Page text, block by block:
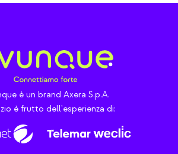
è un brand Axera S.p.A.
è frutto dell'esperienza di: